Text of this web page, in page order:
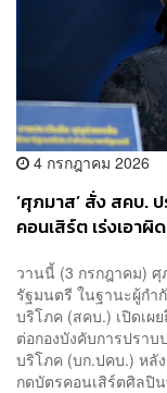
4 กรกฎาคม 2026
‘ศุภมาส’ สั่ง สคบ.
คอนเสิร์ต เร่งเอา
วานนี้ (3 กรกฎาคม)
รัฐมนตรี ในฐานะผู้ก
บริโภค (สคบ.) เปิดเผ
ต่อกองบังคับการปราบ
บริโภค (บก.ปคบ.) หลั
กดบัตรคอนเสิร์ตศิลปิ